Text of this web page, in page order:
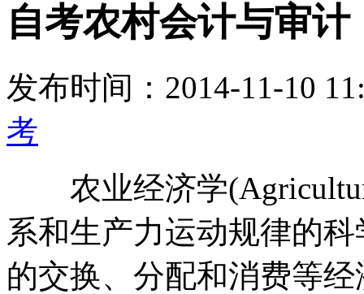
自考农村会计与审
发布时间：2014-11-10
考
农业经济学
系和生产力运动规律的
的交换、分配和消费等